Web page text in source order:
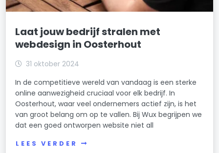
Laat jouw bedrijf stralen met
webdesign in Oosterhout
31 oktober 2024
In de competitieve wereld van vandaag is een sterke
online aanwezigheid cruciaal voor elk bedrijf. In
Oosterhout, waar veel ondernemers actief zijn, is het
van groot belang om op te vallen. Bij Wux begrijpen we
dat een goed ontworpen website niet all
LEES VERDER